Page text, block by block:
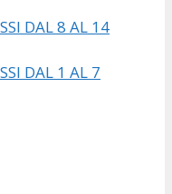
DAL 8 AL 14
DAL 1 AL 7